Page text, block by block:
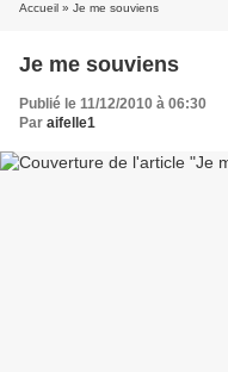
Accueil » Je me souviens
Je me souviens
Publié le 11/12/2010 à 06:30
Par aifelle1